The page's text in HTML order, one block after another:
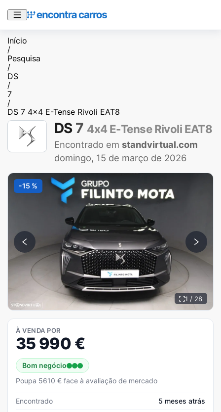
Início
/
Pesquisa
/
DS
/
7
/
DS 7 4x4 E-Tense Rivoli EAT8
DS 7 4x4 E-Tense Rivoli EAT8
Encontrado em standvirtual.com
domingo, 15 de março de 2026
-15 %
1 / 28
À VENDA POR
35 990 €
Bom negócio
Poupa 5610 € face à avaliação de mercado
Encontrado
5 meses atrás